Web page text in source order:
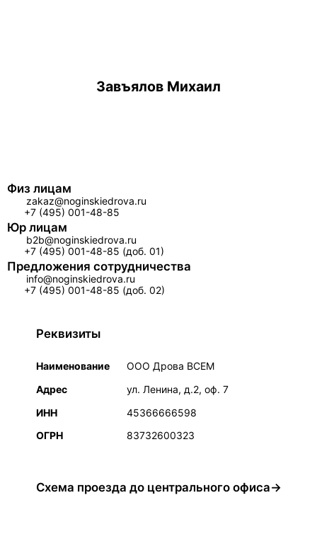
Завъялов Михаил
Физ лицам
zakaz@noginskiedrova.ru
+7 (495) 001-48-85
Юр лицам
b2b@noginskiedrova.ru
+7 (495) 001-48-85 (доб. 01)
Предложения сотрудничества
info@noginskiedrova.ru
+7 (495) 001-48-85 (доб. 02)
Реквизиты
Наименование
ООО Дрова ВСЕМ
Адрес
ул. Ленина, д.2, оф. 7
ИНН
45366666598
ОГРН
83732600323
Схема проезда до центрального офиса→